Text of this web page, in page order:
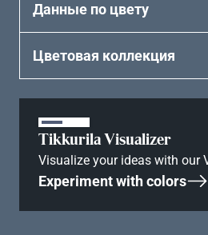
Данные по цвету
Цветовая коллекция
Tikkurila Visualizer
Visualize your ideas with our
Experiment with colors